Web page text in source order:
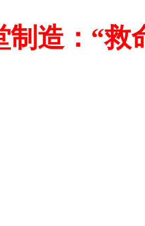
制造：“救